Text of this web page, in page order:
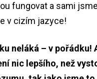
fungovat a sami
v cizím jazyce!
neláká – v
nic lepšího, než